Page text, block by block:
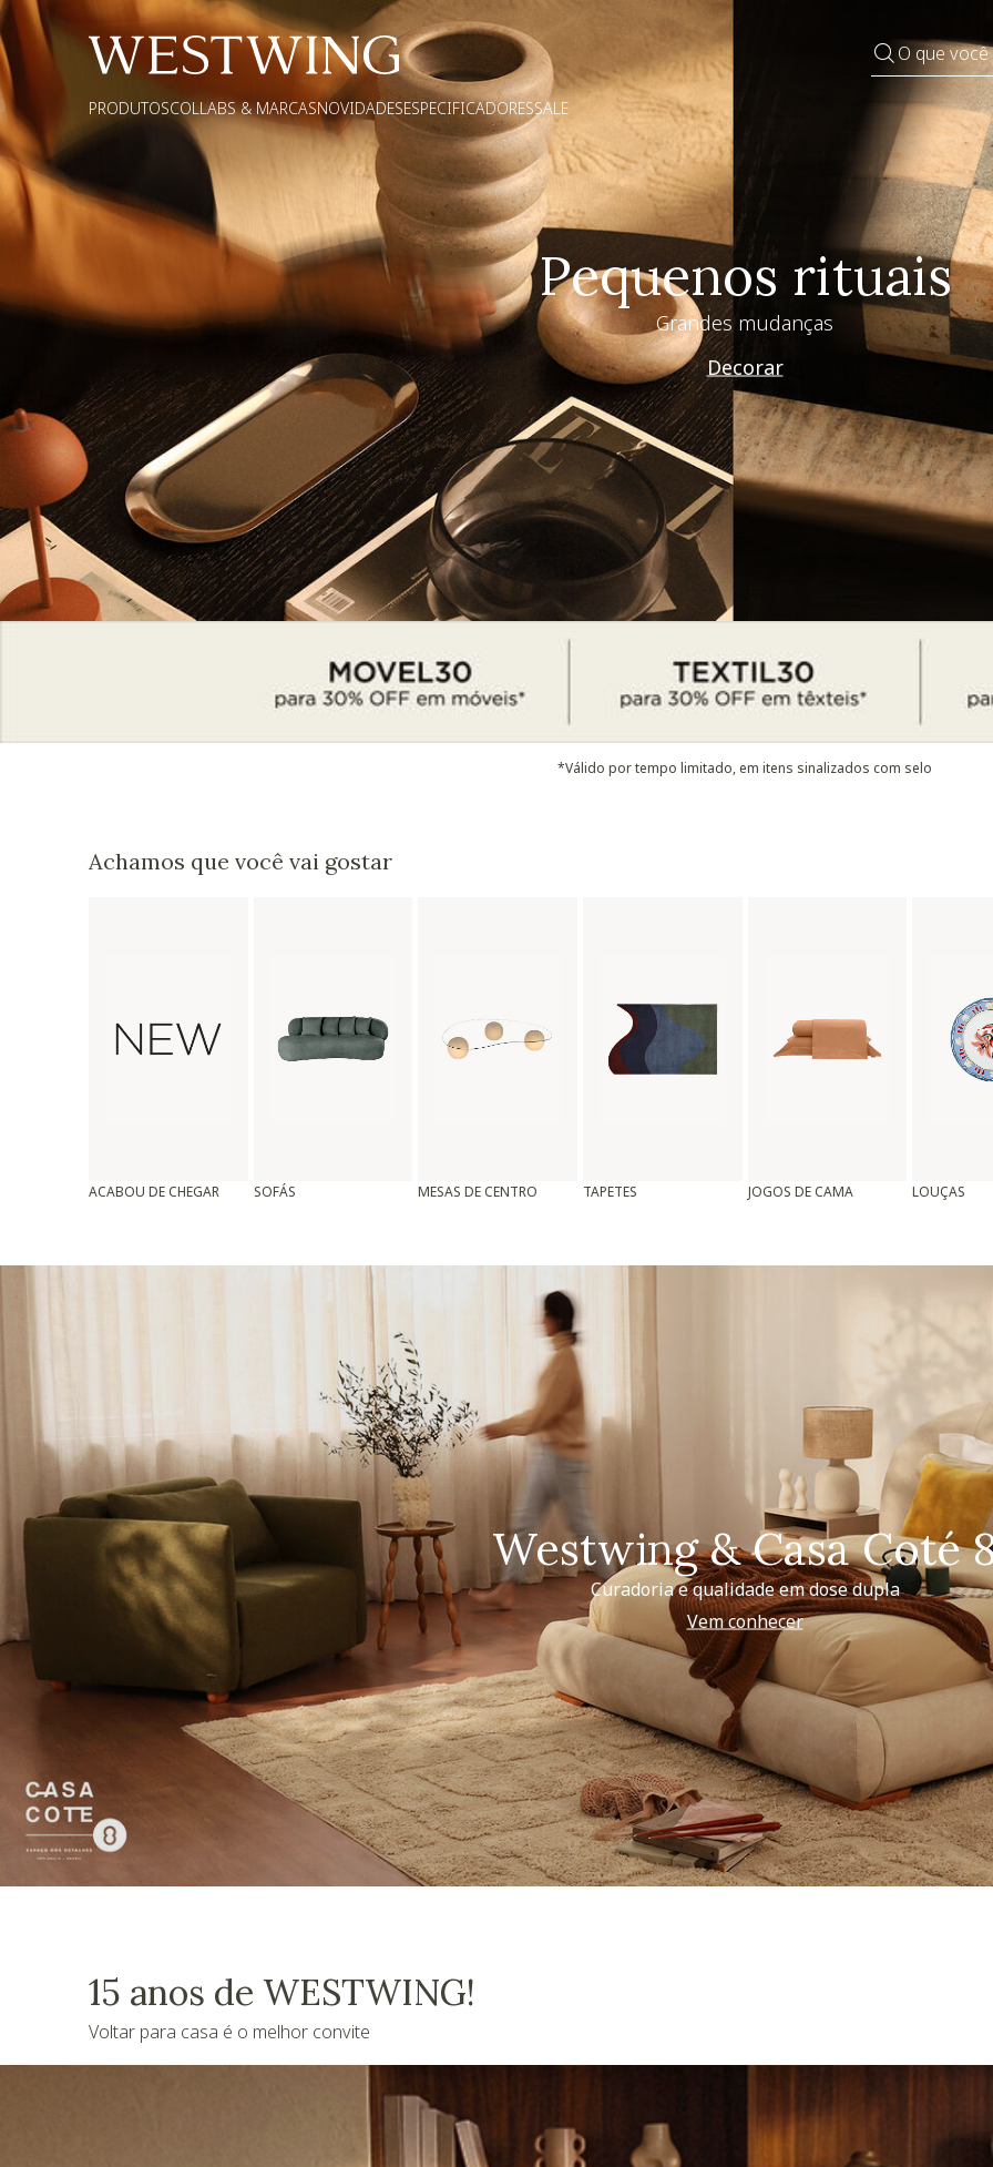
O que
PRODUTOSCOLLABS & MARCASNOVIDADESESPECIFICADORESSALE
Pequenos rituais
Grandes mudanças
Decorar
*Válido por tempo limitado, em itens sinalizados com selo
Achamos que você vai gostar
ACABOU DE CHEGAR SOFÁS MESAS DE CENTRO TAPETES JOGOS DE CAMA LOUÇAS
Westwing & Casa Coté
Curadoria e qualidade em dose dupla
Vem conhecer
15 anos de WESTWING!
Voltar para casa é o melhor convite